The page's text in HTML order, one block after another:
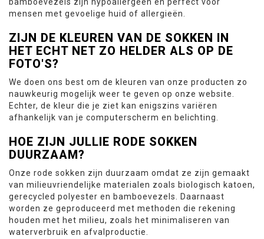
bamboevezels zijn hypoallergeen en perfect voor
mensen met gevoelige huid of allergieën.
ZIJN DE KLEUREN VAN DE SOKKEN IN
HET ECHT NET ZO HELDER ALS OP DE
FOTO'S?
We doen ons best om de kleuren van onze producten zo
nauwkeurig mogelijk weer te geven op onze website.
Echter, de kleur die je ziet kan enigszins variëren
afhankelijk van je computerscherm en belichting.
HOE ZIJN JULLIE RODE SOKKEN
DUURZAAM?
Onze rode sokken zijn duurzaam omdat ze zijn gemaakt
van milieuvriendelijke materialen zoals biologisch katoen,
gerecycled polyester en bamboevezels. Daarnaast
worden ze geproduceerd met methoden die rekening
houden met het milieu, zoals het minimaliseren van
waterverbruik en afvalproductie.